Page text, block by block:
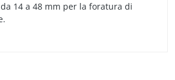
14 a 48 mm per la foratura di